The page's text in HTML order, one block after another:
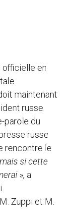
officielle en
maintenant
russe.
parole du
russe
rencontre le
si cette
», a
Zuppi et M.